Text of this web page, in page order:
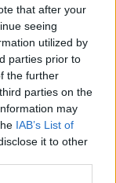
that after your
seeing
utilized by
parties prior to
the further
parties on the
may
IAB’s List of
it to other
το